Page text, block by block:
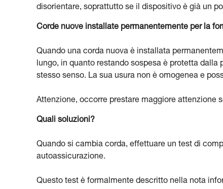
disorientare, soprattutto se il dispositivo è già un
Corde nuove installate permanentemente per la
Quando una corda nuova è installata
lungo, in quanto restando sospesa è protetta
stesso senso. La sua usura non è omogenea e
Attenzione, occorre prestare maggiore attenzione
Quali soluzioni?
Quando si cambia corda, effettuare un test di
autoassicurazione.
Questo test è formalmente descritto nella nota